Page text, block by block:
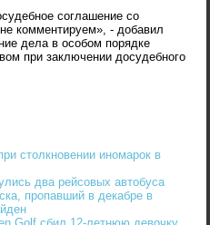
соглашение со
комментируем», - добавил
дела в особом порядке
при заключении досудебного
столкновении иномарок в
два рейсовых автобуса
пропавший в декабре в